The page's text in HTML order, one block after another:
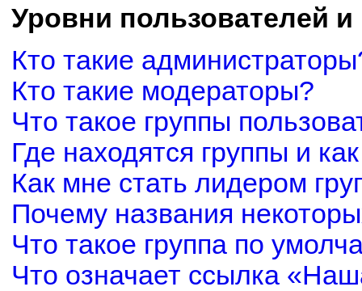
Уровни пользователей
Кто такие
Кто такие модераторы?
Что такое группы
Где находятся группы и
Как мне стать лидером
Почему названия
Что такое группа по
Что означает ссылка